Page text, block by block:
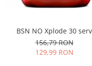
BSN NO Xplode 30 serv
156,79 RON
129,99 RON